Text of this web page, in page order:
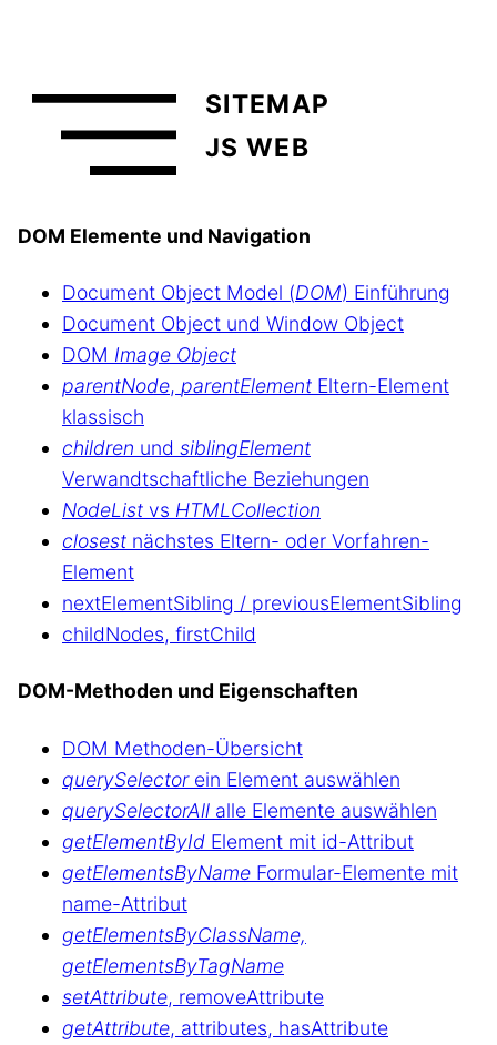
SITEMAP
JS WEB
DOM Elemente und Navigation
Document Object Model (DOM) Einführung
Document Object und Window Object
DOM Image Object
parentNode, parentElement Eltern-Element
klassisch
children und siblingElement
Verwandtschaftliche Beziehungen
NodeList vs HTMLCollection
closest nächstes Eltern- oder Vorfahren-
Element
nextElementSibling / previousElementSibling
childNodes, firstChild
DOM-Methoden und Eigenschaften
DOM Methoden-Übersicht
querySelectorein Element auswählen
querySelectorAll alle Elemente auswählen
getElementById Element mit id-Attribut
getElementsByName Formular-Elemente mit
name-Attribut
getElementsByClassName,
getElementsByTagName
setAttribute, removeAttribute
getAttribute, attributes, hasAttribute